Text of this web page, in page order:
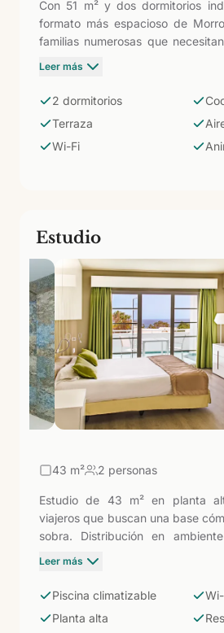
Con 51 m² y dos dormitorios
formato más espacioso de
familias numerosas que
Los dormitorios admiten
seis personas. Cocina eléctrica
Los niños tienen animación, mini
acuáticas incluidas.
Leer más
2 dormitorios
Terraza
Wi-Fi
Estudio
43 m² 2 personas
Estudio de 43 m² en planta
viajeros que buscan una base
sobra. Distribución en
zona de descanso (camas
ducha, televisión y Wi-Fi
instalaciones del complejo.
Leer más
Piscina climatizable
Planta alta